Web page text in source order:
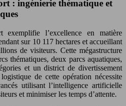
: ingénierie thématique et
l’excellence en matière
sur 10 117 hectares et accueillant
de visiteurs. Cette mégastructure
thématiques, deux parcs aquatiques,
et un district de divertissement
de cette opération nécessite
utilisant l’intelligence artificielle
et minimiser les temps d’attente.